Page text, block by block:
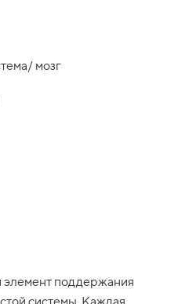
мозг
поддержания
системы. Каждая